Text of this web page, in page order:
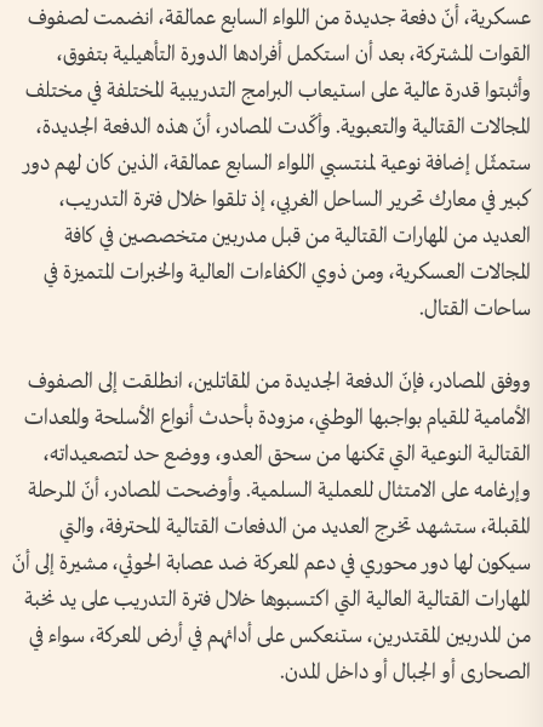
عسكرية، أنّ دفعة جديدة من اللواء السابع عمالقة، انضمت لصفوف
القوات المشتركة، بعد أن استكمل أفرادها الدورة التأهيلية بتفوق،
وأثبتوا قدرة عالية على استيعاب البرامج التدريبية المختلفة في مختلف
المجالات القتالية والتعبوية. وأكّدت المصادر، أنّ هذه الدفعة الجديدة،
ستمثّل إضافة نوعية لمنتسبي اللواء السابع عمالقة، الذين كان لهم دور
كبير في معارك تحرير الساحل الغربي، إذ تلقوا خلال فترة التدريب،
العديد من المهارات القتالية من قبل مدربين متخصصين في كافة
المجالات العسكرية، ومن ذوي الكفاءات العالية والخبرات المتميزة في
ساحات القتال.
ووفق المصادر، فإنّ الدفعة الجديدة من المقاتلين، انطلقت إلى الصفوف
الأمامية للقيام بواجبها الوطني، مزودة بأحدث أنواع الأسلحة والمعدات
القتالية النوعية التي تمكنها من سحق العدو، ووضع حد لتصعيداته،
وإرغامه على الامتثال للعملية السلمية. وأوضحت المصادر، أنّ المرحلة
المقبلة، ستشهد تخرج العديد من الدفعات القتالية المحترفة، والتي
سيكون لها دور محوري في دعم المعركة ضد عصابة الحوثي، مشيرة إلى أنّ
المهارات القتالية العالية التي اكتسبوها خلال فترة التدريب على يد نخبة
من المدربين المقتدرين، ستنعكس على أدائهم في أرض المعركة، سواء في
الصحارى أو الجبال أو داخل المدن.